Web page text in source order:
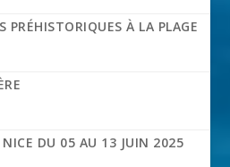
PRÉHISTORIQUES À LA PLAGE
DU 05 AU 13 JUIN 2025